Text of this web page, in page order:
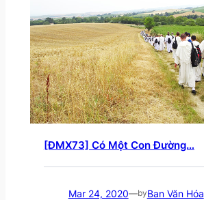
[ĐMX73] Có Một Con Đường…
Mar 24, 2020—byBan Văn Hóa